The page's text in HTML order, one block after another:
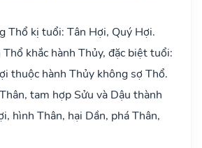
Thổ kị tuổi: Tân Hợi, Quý Hợi.
khắc hành Thủy, đặc biệt tuổi:
thuộc hành Thủy không sợ Thổ.
tam hợp Sửu và Dậu thành
hình Thân, hại Dần, phá Thân,